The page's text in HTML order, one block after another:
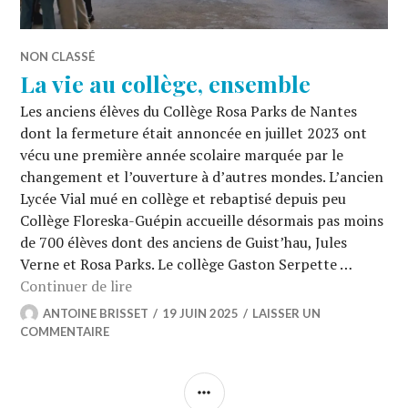
NON CLASSÉ
La vie au collège, ensemble
Les anciens élèves du Collège Rosa Parks de Nantes
dont la fermeture était annoncée en juillet 2023 ont
vécu une première année scolaire marquée par le
changement et l’ouverture à d’autres mondes. L’ancien
Lycée Vial mué en collège et rebaptisé depuis peu
Collège Floreska-Guépin accueille désormais pas moins
de 700 élèves dont des anciens de Guist’hau, Jules
Verne et Rosa Parks. Le collège Gaston Serpette …
Continuer de lireLa vie au collège, ensemble
ANTOINE BRISSET 19 JUIN 2025
LAISSER UN
COMMENTAIRE
COLONNE